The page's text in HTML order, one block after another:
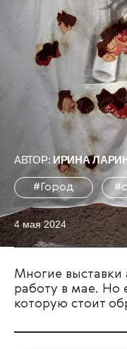
АВТОР: ИРИНА
#Город
4 мая 2024
Многие
работу в мае. Но
которую стоит